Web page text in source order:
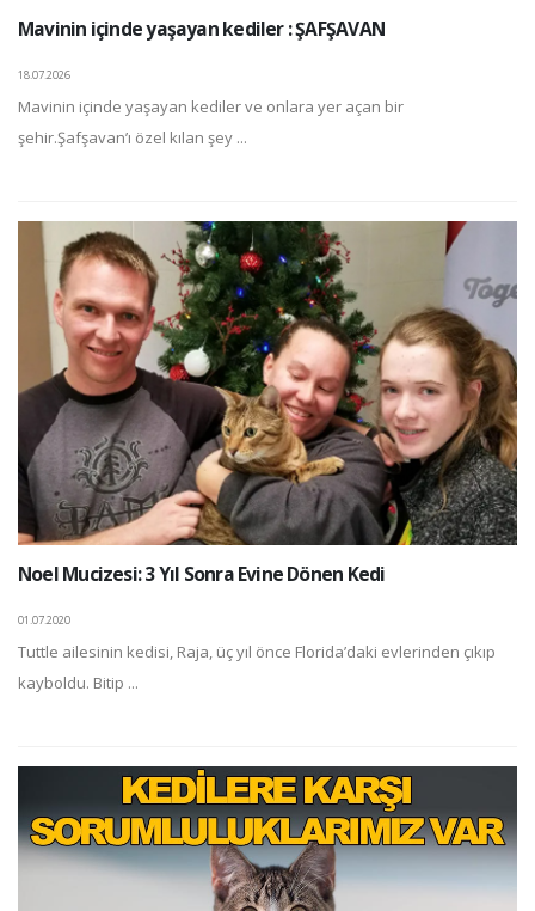
Mavinin içinde yaşayan kediler : ŞAFŞAVAN
18.07.2026
Mavinin içinde yaşayan kediler ve onlara yer açan bir
şehir.Şafşavan’ı özel kılan şey ...
Noel Mucizesi: 3 Yıl Sonra Evine Dönen Kedi
01.07.2020
Tuttle ailesinin kedisi, Raja, üç yıl önce Florida’daki evlerinden çıkıp
kayboldu. Bitip ...